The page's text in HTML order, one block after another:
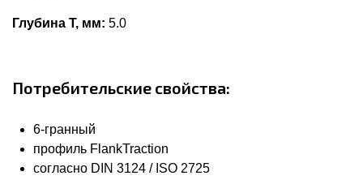
Глубина Т, мм: 5.0
Потребительские свойства:
6-гранный
профиль FlankTraction
согласно DIN 3124 / ISO 2725